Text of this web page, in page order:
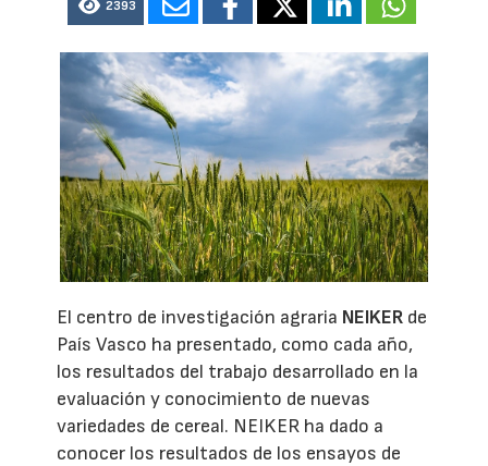
2393
El centro de investigación agraria NEIKER de
País Vasco ha presentado, como cada año,
los resultados del trabajo desarrollado en la
evaluación y conocimiento de nuevas
variedades de cereal. NEIKER ha dado a
conocer los resultados de los ensayos de